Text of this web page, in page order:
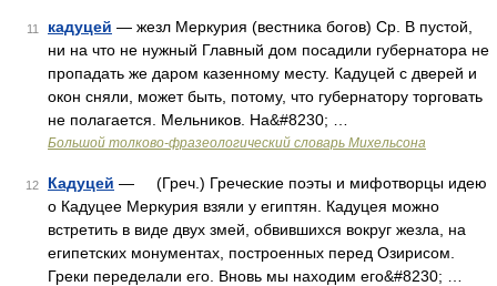
11 кадуцей — жезл Меркурия (вестника богов) Ср. В пустой,
ни на что не нужный Главный дом посадили губернатора не
пропадать же даром казенному месту. Кадуцей с дверей и
окон сняли, может быть, потому, что губернатору торговать
не полагается. Мельников. На&#8230; …
Большой толково-фразеологический словарь Михельсона
12 Кадуцей — (Греч.) Греческие поэты и мифотворцы идею
о Кадуцее Меркурия взяли у египтян. Кадуцея можно
встретить в виде двух змей, обвившихся вокруг жезла, на
египетских монументах, построенных перед Озирисом.
Греки переделали его. Вновь мы находим его&#8230; …